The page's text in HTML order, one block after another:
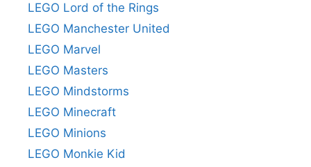
LEGO Lord of the Rings
LEGO Manchester United
LEGO Marvel
LEGO Masters
LEGO Mindstorms
LEGO Minecraft
LEGO Minions
LEGO Monkie Kid